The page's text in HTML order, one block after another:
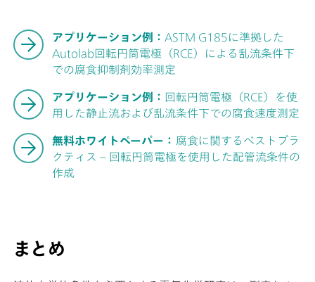
アプリケーション例： ASTM G185に準拠した
Autolab回転円筒電極（RCE）による乱流条件下
での腐食抑制剤効率測定
アプリケーション例： 回転円筒電極（RCE）を使
用した静止流および乱流条件下での腐食速度測定
無料ホワイトペーパー： 腐食に関するベストプラ
クティス – 回転円筒電極を使用した配管流条件の
作成
まとめ